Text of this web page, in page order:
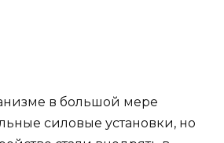
в большой мере
силовые установки, но